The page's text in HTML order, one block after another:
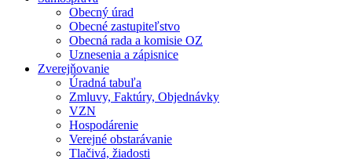
Obecný úrad
Obecné zastupiteľstvo
Obecná rada a komisie OZ
Uznesenia a zápisnice
Zverejňovanie
Úradná tabuľa
Zmluvy, Faktúry, Objednávky
VZN
Hospodárenie
Verejné obstarávanie
Tlačivá, žiadosti